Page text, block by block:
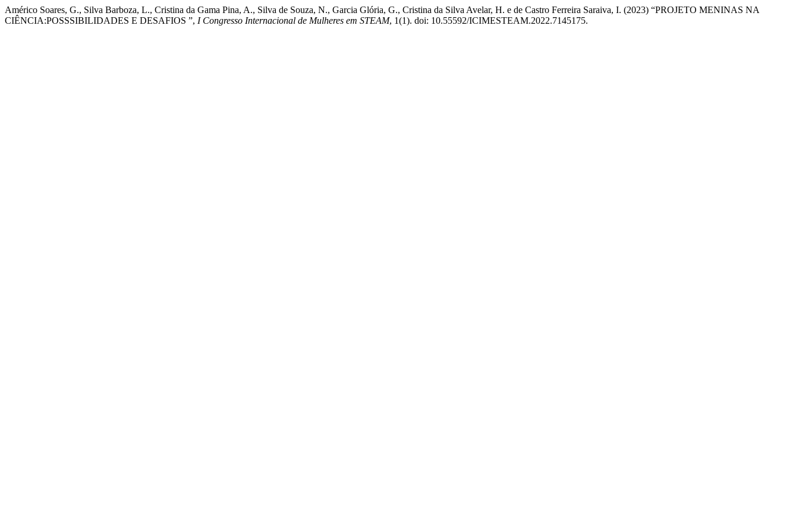
Américo Soares, G., Silva Barboza, L., Cristina da Gama Pina, A., Silva de Souza, N., Garcia Glória, G., Cristina da Silva Avelar, H. e de Castro Ferreira Saraiva, I. (2023) “PROJETO MENINAS NA
CIÊNCIA:POSSSIBILIDADES E DESAFIOS ”, I Congresso Internacional de Mulheres em STEAM, 1(1). doi: 10.55592/ICIMESTEAM.2022.7145175.